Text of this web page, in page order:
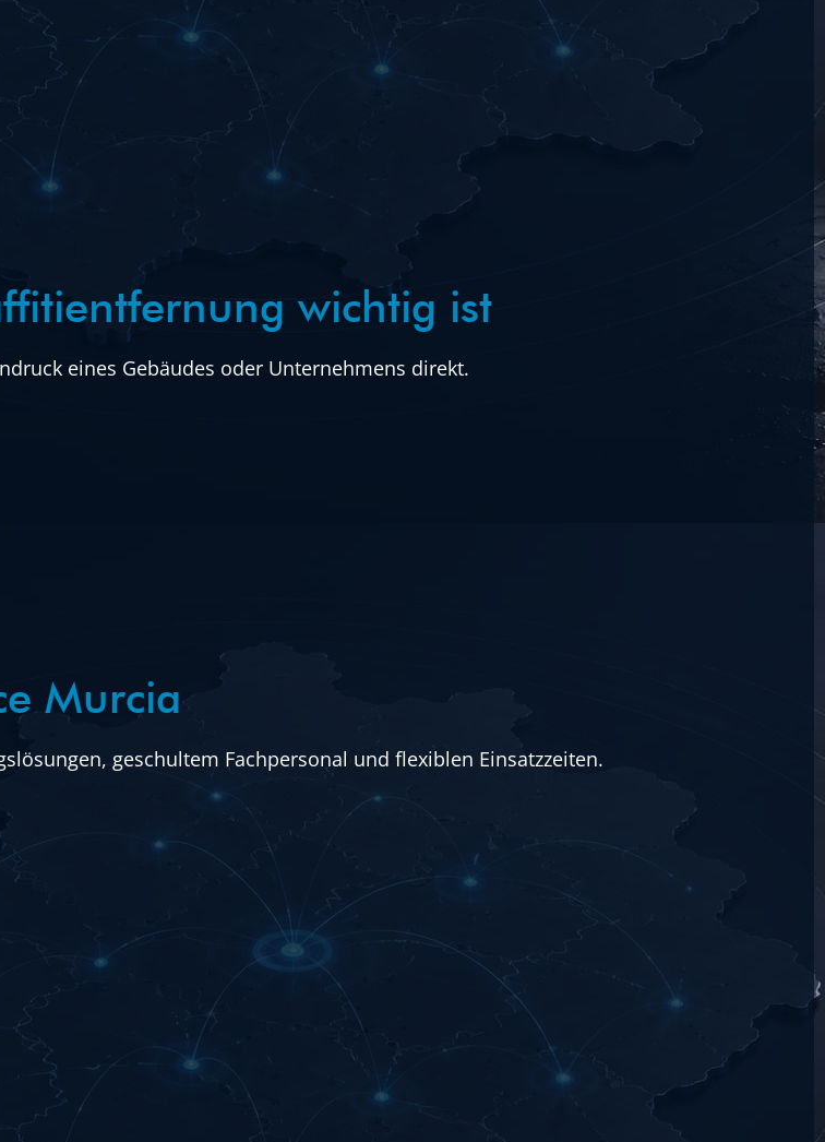
wichtig ist
eines Gebäudes oder Unternehmens direkt.
Murcia
geschultem Fachpersonal und flexiblen Einsatzzeiten.